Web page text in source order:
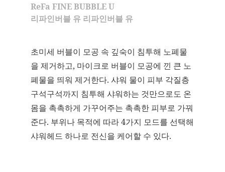
ReFa FINE BUBBLE U
리파인버블 유 리파인버블 유
초미세 버블이 모공 속 깊숙이 침투해 노폐물
을 제거하고, 마이크로 버블이 모공에 낀 큰 노
폐물을 띄워 제거한다. 샤워 물이 피부 각질층
구석구석까지 침투해 샤워하는 것만으로도 온
몸을 촉촉하게 가꾸어주는 촉촉한 피부로 가꿔
준다. 부위나 목적에 따라 4가지 모드를 선택해
샤워헤드 하나로 전신을 케어할 수 있다.